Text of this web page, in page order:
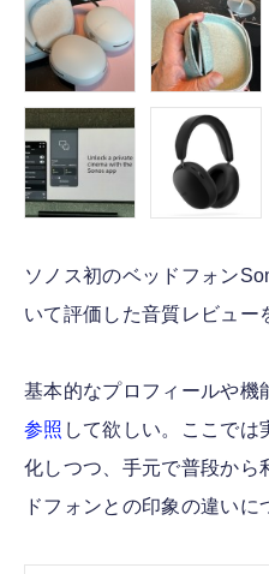
ソノス初のベッドフォン
いて評価した音質レビュー
基本的なプロフィールや機
参照 して欲しい。ここで
化しつつ、手元で普段から
ドフォンとの印象の違いに